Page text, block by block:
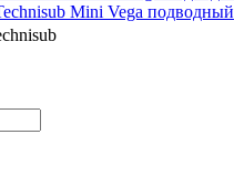
Mini Vega подводный